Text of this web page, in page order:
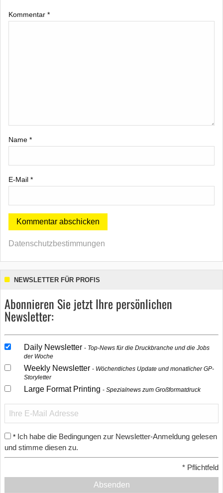
Kommentar *
Name *
E-Mail *
Datenschutzbestimmungen
NEWSLETTER FÜR PROFIS
Abonnieren Sie jetzt Ihre persönlichen
Newsletter:
Daily Newsletter
Top-News für die Druckbranche und die Jobs
der Woche
Weekly Newsletter
Wöchentliches Update und monatlicher GP-
Storyletter
Large Format Printing Spezialnews zum Großformatdruck
* Ich habe die Bedingungen zur Newsletter-Anmeldung gelesen
und stimme diesen zu.
* Pflichtfeld
Absenden